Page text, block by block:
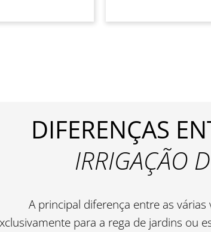
DIFERENÇAS
IRRIGAÇÃO
A principal diferença entre as
para a rega de jardins ou